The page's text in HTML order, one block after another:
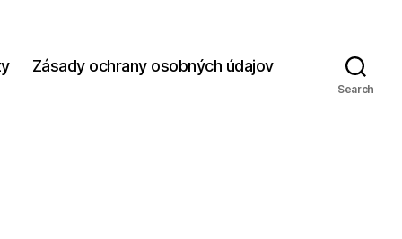
Zásady ochrany osobných údajov
Search